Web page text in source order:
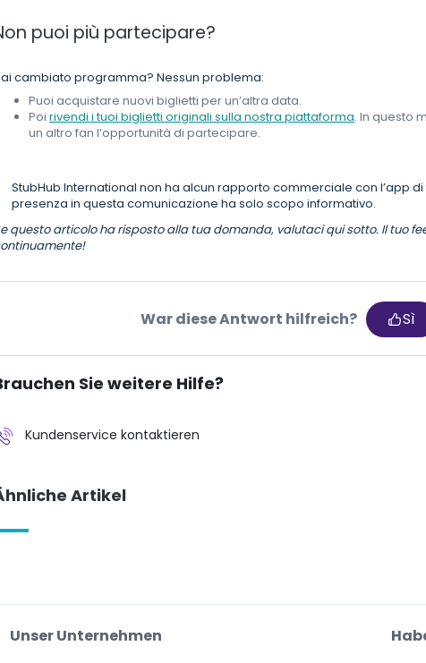
puoi più partecipare?
cambiato programma? Nessun problema:
Puoi acquistare nuovi biglietti per un’altra data.
Poirivendi i tuoi biglietti originali sulla nostra piattaforma. In questo
un altro fan l’opportunità di partecipare.
StubHub International non ha alcun rapporto commerciale con l’app
presenza in questa comunicazione ha solo scopo informativo.
questo articolo ha risposto alla tua domanda, valutaci qui sotto. Il tuo
War diese Antwort hilfreich? Sì
Sie weitere Hilfe?
Kundenservice kontaktieren
Artikel
Unser Unternehmen